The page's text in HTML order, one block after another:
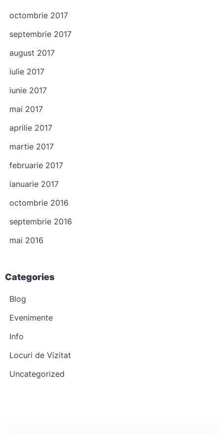
octombrie 2017
septembrie 2017
august 2017
iulie 2017
iunie 2017
mai 2017
aprilie 2017
martie 2017
februarie 2017
ianuarie 2017
octombrie 2016
septembrie 2016
mai 2016
Categories
Blog
Evenimente
Info
Locuri de Vizitat
Uncategorized
Check-in
Check-out